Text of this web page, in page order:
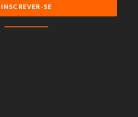
INSCREVER-SE